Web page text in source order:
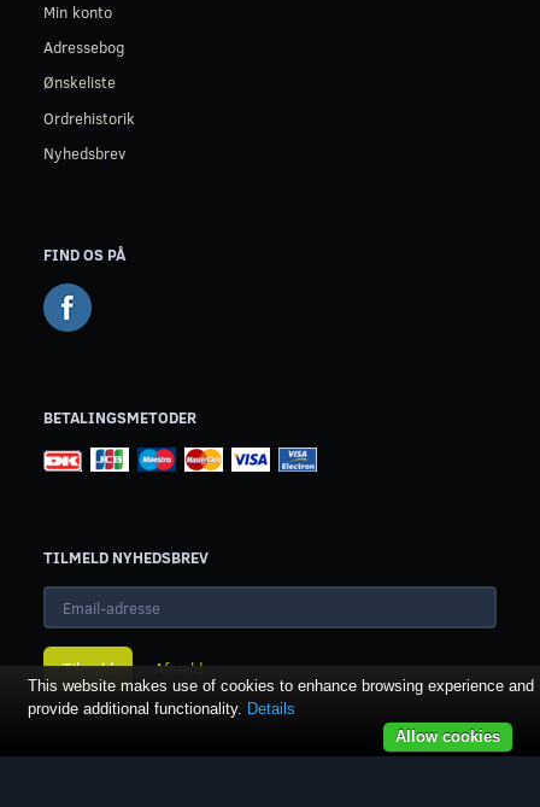
Min konto
Adressebog
Ønskeliste
Ordrehistorik
Nyhedsbrev
FIND OS PÅ
BETALINGSMETODER
TILMELD NYHEDSBREV
Email-
adresse
Tilmeld Afmeld
This website makes use of cookies to enhance browsing experience and
provide additional functionality. Details
Allow cookies